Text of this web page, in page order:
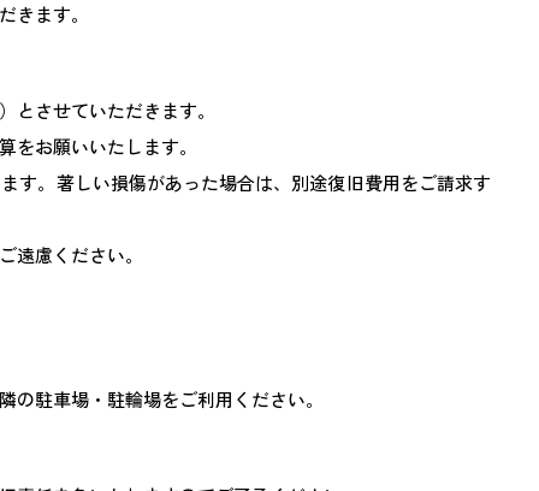
きます。
させていただきます。
お願いいたします。
す。著しい損傷があった場合は、別途復旧費用をご請求す
慮ください。
駐車場・駐輪場をご利用ください。